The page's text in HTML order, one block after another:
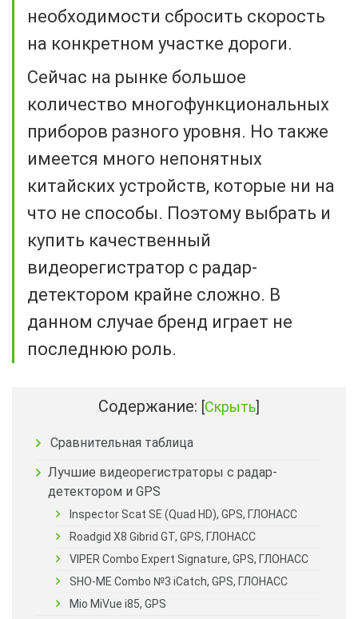
необходимости сбросить скорость
на конкретном участке дороги.
Сейчас на рынке большое
количество многофункциональных
приборов разного уровня. Но также
имеется много непонятных
китайских устройств, которые ни на
что не способы. Поэтому выбрать и
купить качественный
видеорегистратор с радар-
детектором крайне сложно. В
данном случае бренд играет не
последнюю роль.
Содержание: [Скрыть]
Сравнительная таблица
Лучшие видеорегистраторы с радар-
детектором и GPS
Inspector Scat SE (Quad HD), GPS, ГЛОНАСС
Roadgid X8 Gibrid GT, GPS, ГЛОНАСС
VIPER Combo Expert Signature, GPS, ГЛОНАСС
SHO-ME Combo №3 iCatch, GPS, ГЛОНАСС
Mio MiVue i85, GPS